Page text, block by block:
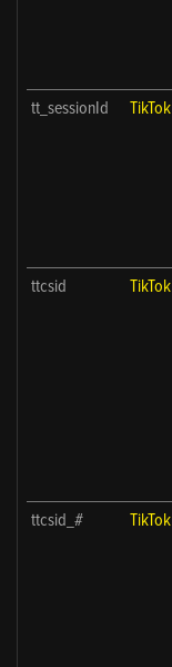
tt_sessionId TikTok
ttcsid TikTok
ttcsid_# TikTok